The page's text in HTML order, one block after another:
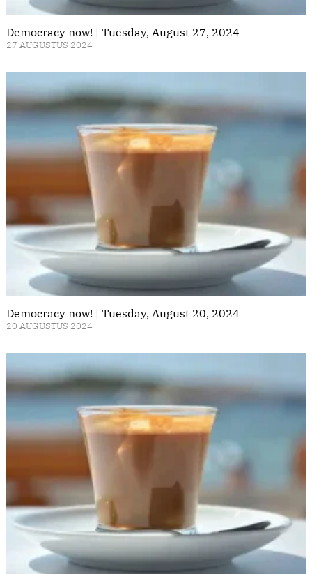
Democracy now! | Tuesday, August 27, 2024
27 AUGUSTUS 2024
Democracy now! | Tuesday, August 20, 2024
20 AUGUSTUS 2024